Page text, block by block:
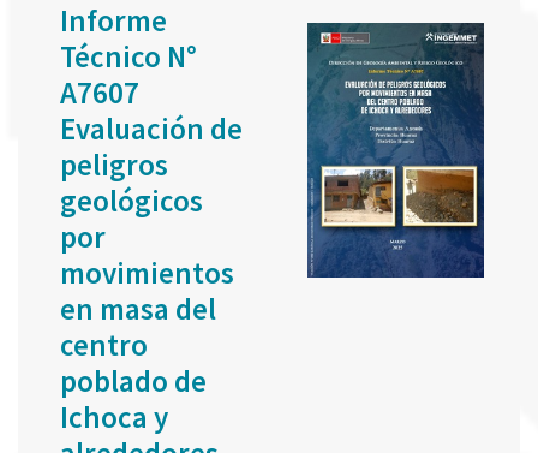
Informe
Técnico N°
A7607
Evaluación de
peligros
geológicos
por
movimientos
en masa del
centro
poblado de
Ichoca y